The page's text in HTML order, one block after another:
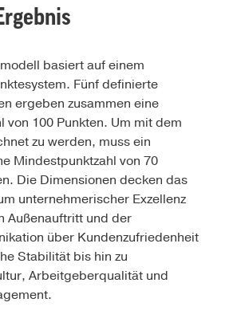
basiert auf einem
Fünf definierte
ergeben zusammen eine
von 100 Punkten. Um mit dem
zu werden, muss ein
Mindestpunktzahl von 70
Die Dimensionen decken das
unternehmerischer Exzellenz
Außenauftritt und der
über Kundenzufriedenheit
Stabilität bis hin zu
Arbeitgeberqualität und